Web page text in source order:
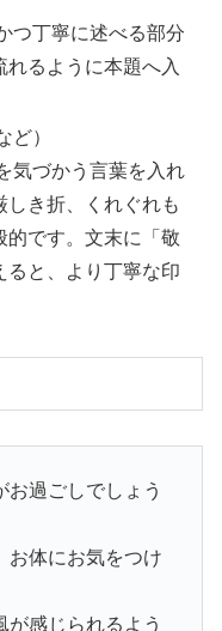
つ丁寧に述べる部分
るように本題へ入
ど）
気づかう言葉を入れ
しき折、くれぐれも
的です。文末に「敬
ると、より丁寧な印
過ごしでしょう
お体にお気をつけ
が感じられるよう